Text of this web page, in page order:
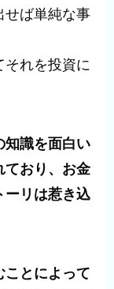
せば単純な事
それを投資に
知識を面白い
ており、お金
ーリは惹き込
ことによって